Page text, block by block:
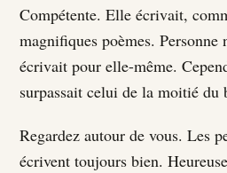
Compétente. Elle écrivait,
magnifiques poèmes.
écrivait pour elle-même.
surpassait celui de la moitié du
Regardez autour de vous. Les
écrivent toujours bien.